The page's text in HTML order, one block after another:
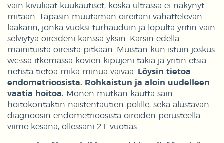
vain kivuliaat kuukautiset, koska ultrassa ei näkynyt
mitään. Tapasin muutaman oireitani vähättelevän
lääkärin, jonka vuoksi turhauduin ja lopulta yritin vain
selviytyä oireideni kanssa yksin. Kärsin edellä
mainituista oireista pitkään. Muistan kun istuin joskus
wc:ssä itkemässä kovien kipujeni takia ja yritin etsiä
netistä tietoa mikä minua vaivaa.
Löysin tietoa
endometrioosista. Rohkaistun ja aloin uudelleen
vaatia hoitoa. Monen mutkan kautta sain
hoitokontaktin naistentautien polille, sekä alustavan
diagnoosin endometrioosista oireiden perusteella
viime kesänä, ollessani 21-vuotias.